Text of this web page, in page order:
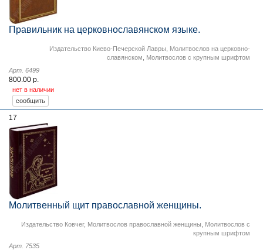
Правильник на церковнославянском языке.
Издательство Киево-Печерской Лавры
Молитвослов на церковно-
славянском
Молитвослов с крупным шрифтом
Арт. 6499
800.00 р.
нет в наличии
17
Молитвенный щит православной женщины.
Издательство Ковчег, Молитвослов православной женщины
Молитвослов с
крупным шрифтом
Арт. 7535